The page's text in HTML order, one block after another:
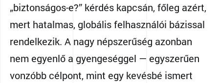
„biztonságos-e?” kérdés kapcsán, főleg azért,
mert hatalmas, globális felhasználói bázissal
rendelkezik. A nagy népszerűség azonban
nem egyenlő a gyengeséggel — egyszerűen
vonzóbb célpont, mint egy kevésbé ismert